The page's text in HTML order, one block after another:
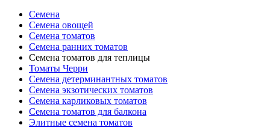
Семена
Семена овощей
Семена томатов
Семена ранних томатов
Семена томатов для теплицы
Томаты Черри
Семена детерминантных томатов
Семена экзотических томатов
Семена карликовых томатов
Семена томатов для балкона
Элитные семена томатов